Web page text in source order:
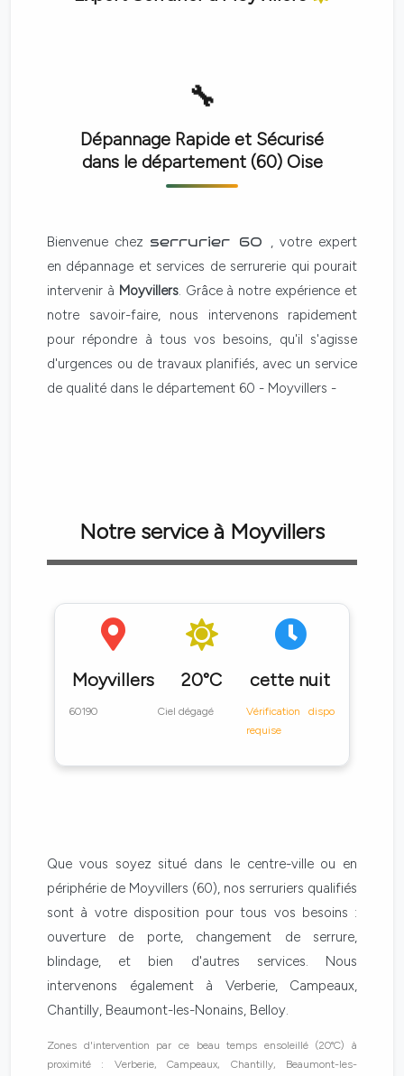
Dépannage Rapide et Sécurisé
dans le département (60) Oise
Bienvenue chez serrurier 60 , votre expert
en dépannage et services de serrurerie qui pourait
intervenir à Moyvillers. Grâce à notre expérience et
notre savoir-faire, nous intervenons rapidement
pour répondre à tous vos besoins, qu'il s'agisse
d'urgences ou de travaux planifiés, avec un service
de qualité dans le département 60 - Moyvillers -
Notre service à Moyvillers
Moyvillers
60190
20°C
Ciel dégagé
cette nuit
Vérification dispo
requise
Que vous soyez situé dans le centre-ville ou en
périphérie de Moyvillers (60), nos serruriers qualifiés
sont à votre disposition pour tous vos besoins :
ouverture de porte, changement de serrure,
blindage, et bien d'autres services. Nous
intervenons également à Verberie, Campeaux,
Chantilly, Beaumont-les-Nonains, Belloy.
Zones d'intervention par ce beau temps ensoleillé (20°C) à
proximité : Verberie, Campeaux, Chantilly, Beaumont-les-